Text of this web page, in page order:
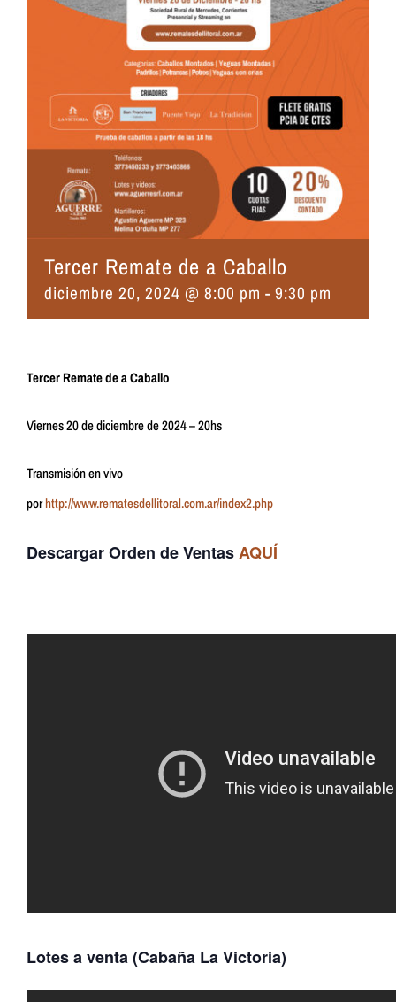
Tercer Remate de a Caballo
diciembre 20, 2024 @ 8:00 pm - 9:30 pm
Tercer Remate de a Caballo
Viernes 20 de diciembre de 2024 – 20hs
Transmisión en vivo
porhttp://www.rematesdellitoral.com.ar/index2.php
Descargar Orden de VentasAQUÍ
Lotes a venta (Cabaña La Victoria)